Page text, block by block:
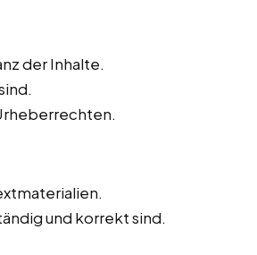
der Inhalte.
und korrekt sind.